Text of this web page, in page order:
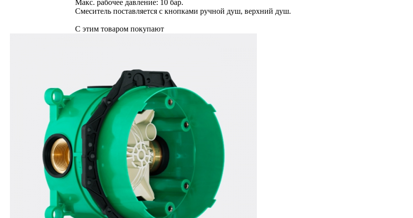
Макс. рабочее давление: 10 бар.
Смеситель поставляется с кнопками ручной душ, верхний душ.
С этим товаром покупают